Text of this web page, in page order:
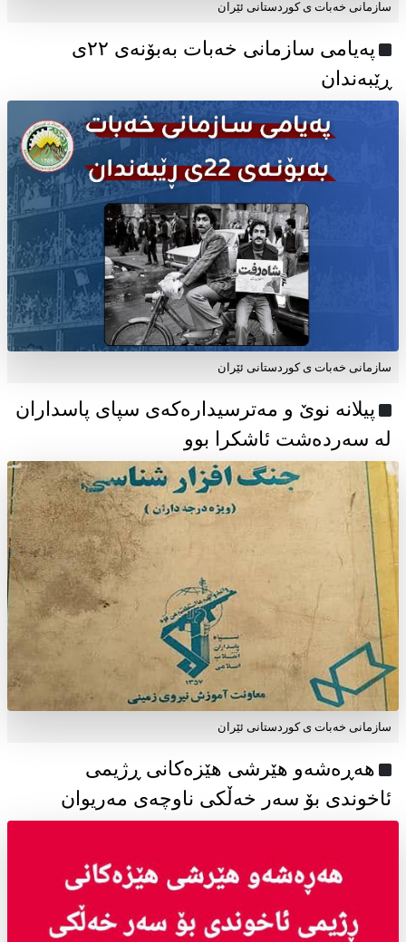
سازمانی خەبات ی کوردستانی ئێران
پەیامی سازمانی خەبات بەبۆنەی ۲۲ی
ڕێبەندان
سازمانی خەبات ی كوردستانی ئێران
پیلانە نوێ و مەترسیدارەکەی سپای پاسداران
لە سەردەشت ئاشکرا بوو
سازمانی خەبات ی كوردستانی ئێران
هەڕەشەو هێرشی هێزەکانی ڕژیمی
ئاخوندی بۆ سەر خەڵکی ناوچەی مەریوان